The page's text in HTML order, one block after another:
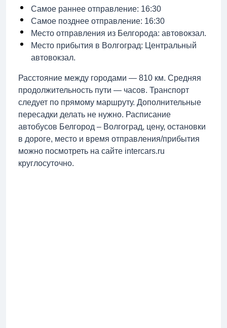
Самое раннее отправление: 16:30
Самое позднее отправление: 16:30
Место отправления из Белгорода: автовокзал.
Место прибытия в Волгоград: Центральный
автовокзал.
Расстояние между городами — 810 км. Средняя
продолжительность пути — часов. Транспорт
следует по прямому маршруту. Дополнительные
пересадки делать не нужно. Расписание
автобусов Белгород – Волгоград, цену, остановки
в дороге, место и время отправления/прибытия
можно посмотреть на сайте intercars.ru
круглосуточно.